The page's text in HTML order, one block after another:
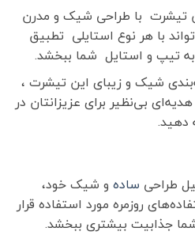
با طراحی شیک و مدرن
با هر نوع استایلی تطبیق
تیپ و استایل شما ببخشد.
شیک و زیبای این تیشرت ،
بی‌نظیر برای عزیزانتان در
طراحی سادهو شیک خود،
روزمره مورد استفاده قرار
جذابیت بیشتری ببخشد.